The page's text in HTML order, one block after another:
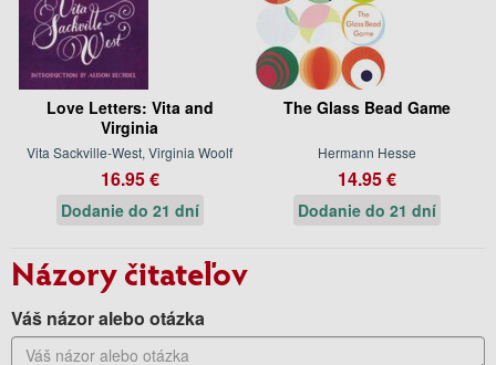
Love Letters: Vita and
Virginia
Vita Sackville-West, Virginia Woolf
16.95 €
Dodanie do 21 dní
The Glass Bead Game
Hermann Hesse
14.95 €
Dodanie do 21 dní
Názory čitateľov
Váš názor alebo otázka